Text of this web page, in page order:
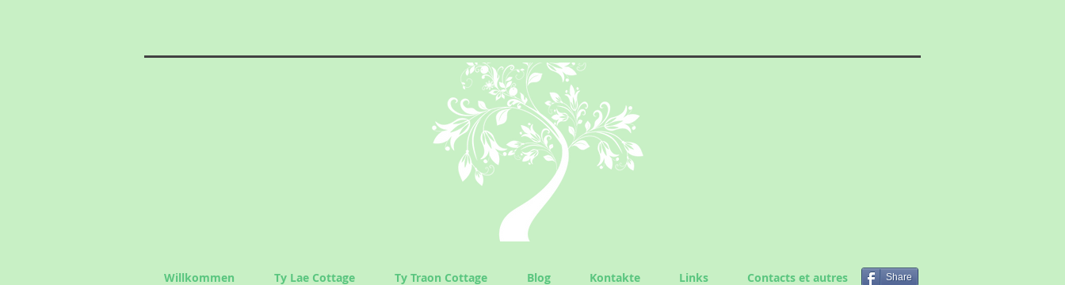
Willkommen Ty Lae Cottage Ty Traon Cottage Blog Kontakte Links Contacts et autres Share